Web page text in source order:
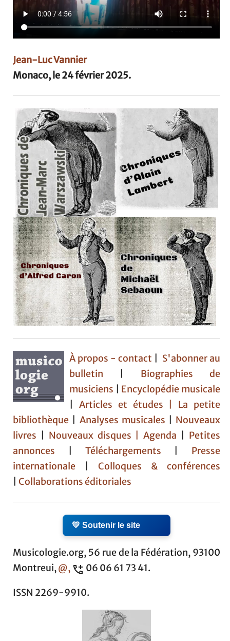
Jean-Luc Vannier
Monaco, le 24 février 2025.
À propos - contact
S'abonner au
bulletin
Biographies de
musiciens
Encyclopédie musicale
|Articles et études | La petite
bibliothèque
Analyses musicales
Nouveaux
livres
Nouveaux disques |Agenda
Petites
annonces
Téléchargements
Presse
internationale
Colloques & conférences
Collaborations éditoriales
💛 Soutenir le site
Musicologie.org, 56 rue de la Fédération, 93100
Montreui,@, 06 06 61 73 41.
ISSN 2269-9910.